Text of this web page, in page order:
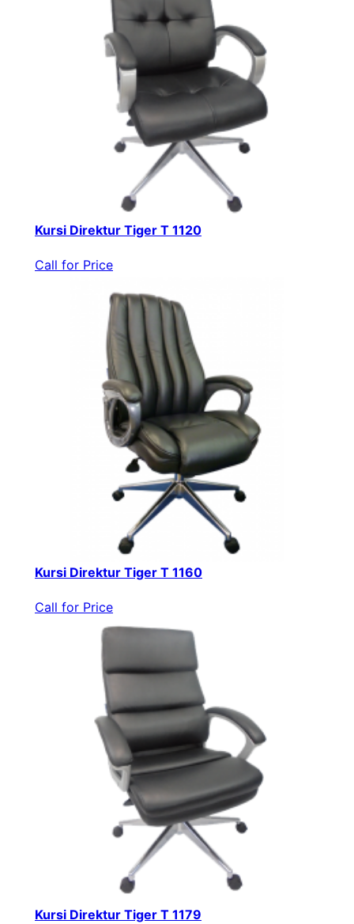
Kursi Direktur Tiger T 1120
Call for Price
Kursi Direktur Tiger T 1160
Call for Price
Kursi Direktur Tiger T 1179